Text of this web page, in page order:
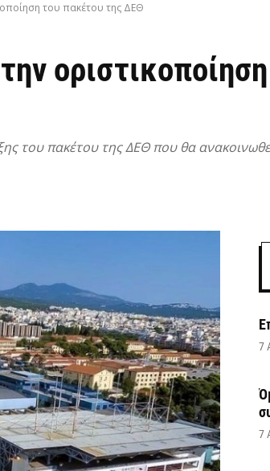
του πακέτου της ΔΕΘ
του πακέτου της ΔΕΘ που θα
7
7